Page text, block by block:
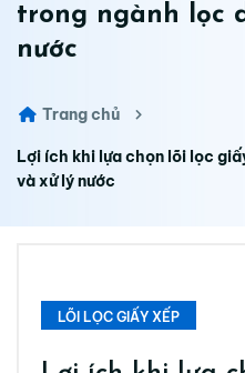
trong ngành lọc
nước
Trang chủ
Lợi ích khi lựa chọn lõi lọc
và xử lý nước
LÕI LỌC GIẤY XẾP